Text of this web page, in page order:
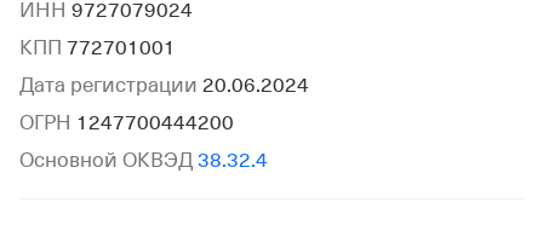
ИНН 9727079024
КПП 772701001
Дата регистрации 20.06.2024
ОГРН 1247700444200
Основной ОКВЭД 38.32.4